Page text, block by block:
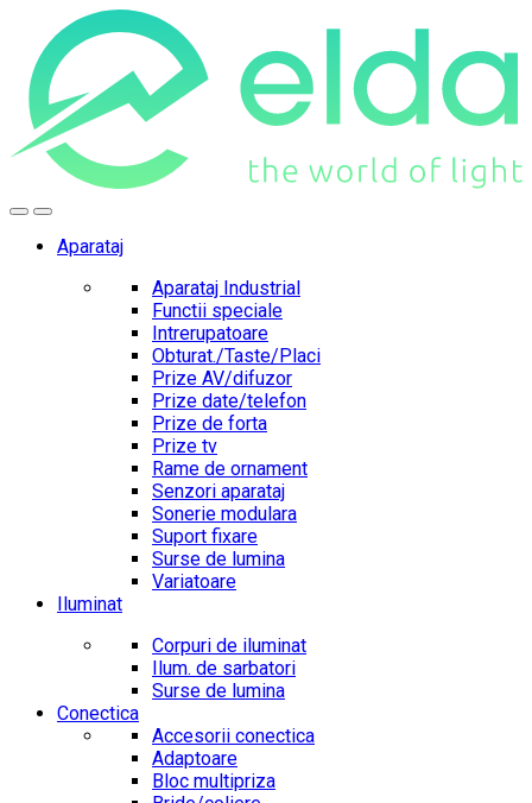
navigation
content
Aparataj
Aparataj Industrial
Functii speciale
Intrerupatoare
Obturat./Taste/Placi
Prize AV/difuzor
Prize date/telefon
Prize de forta
Prize tv
Rame de ornament
Senzori aparataj
Sonerie modulara
Suport fixare
Surse de lumina
Variatoare
Iluminat
Corpuri de iluminat
Ilum. de sarbatori
Surse de lumina
Conectica
Accesorii conectica
Adaptoare
Bloc multipriza